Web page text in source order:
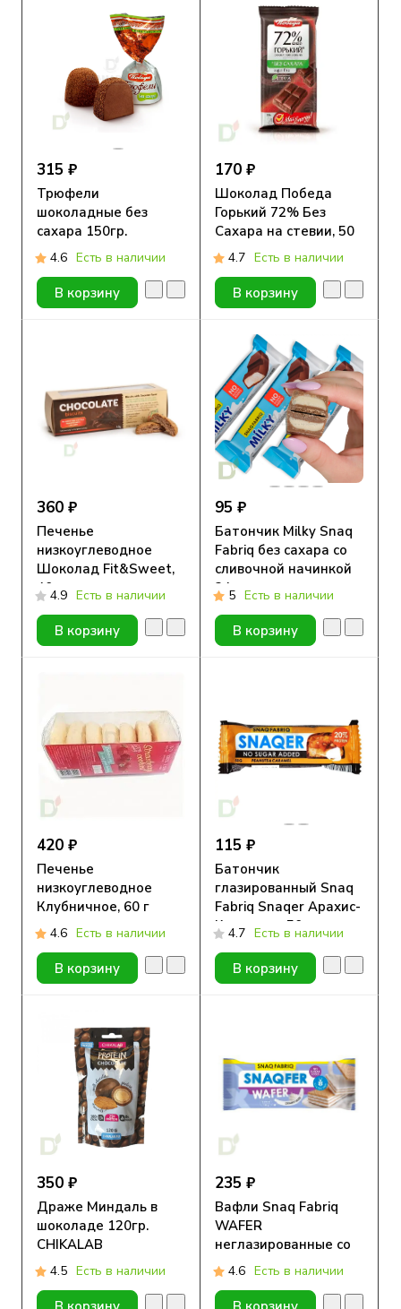
315 ₽
Трюфели
шоколадные без
сахара 150гр.
4.6 Есть в наличии
В корзину
170 ₽
Шоколад Победа
Горький 72% Без
Сахара на стевии, 50
гр 4.7 Есть в наличии
В корзину
360 ₽
Печенье
низкоуглеводное
Шоколад Fit&Sweet,
40 г
4.9 Есть в наличии
В корзину
95 ₽
Батончик Milky Snaq
Fabriq без сахара со
сливочной начинкой
34гр
5 Есть в наличии
В корзину
420 ₽
Печенье
низкоуглеводное
Клубничное, 60 г
4.6 Есть в наличии
В корзину
115 ₽
Батончик
глазированный Snaq
Fabriq Snaqer Арахис-
Карамель, 50 гр.
4.7 Есть в наличии
В корзину
350 ₽
Драже Миндаль в
шоколаде 120гр.
CHIKALAB
4.5 Есть в наличии
235 ₽
Вафли Snaq Fabriq
WAFER
неглазированные со
сливочным вкусом,
120гр
4.6 Есть в наличии